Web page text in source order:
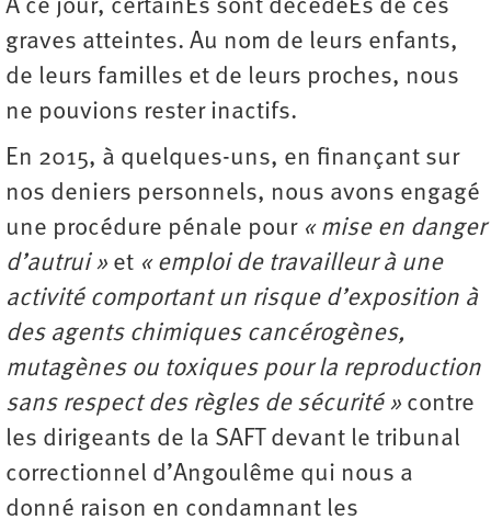
À ce jour, certainEs sont décédéEs de ces
graves atteintes. Au nom de leurs enfants,
de leurs familles et de leurs proches, nous
ne pouvions rester inactifs.
En 2015, à quelques-uns, en finançant sur
nos deniers personnels, nous avons engagé
une procédure pénale pour « mise en danger
d’autrui » et « emploi de travailleur à une
activité comportant un risque d’exposition à
des agents chimiques cancérogènes,
mutagènes ou toxiques pour la reproduction
sans respect des règles de sécurité » contre
les dirigeants de la SAFT devant le tribunal
correctionnel d’Angoulême qui nous a
donné raison en condamnant les